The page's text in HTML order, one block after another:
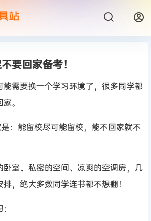
要回家备考！
需要换一个学习环境了，很多同学都
。
：能留校尽可能留校，能不回家就不
卧室、私密的空间、凉爽的空调房，几
，绝大多数同学连书都不想翻！